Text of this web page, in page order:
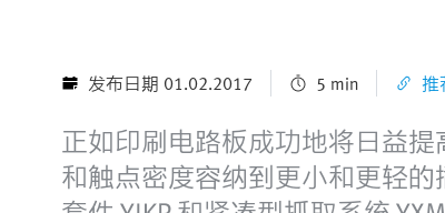
发布日期 01.02.2017 5 min 推
正如印刷电路板成功地将日益
和触点密度容纳到更小和更轻的